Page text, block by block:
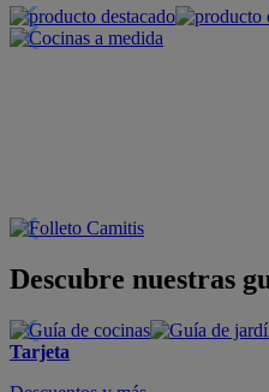
Descubre nuestras
Tarjeta